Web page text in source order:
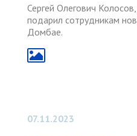
Сергей Олегович
подарил сотрудникам
Домбае.
07.11.2023